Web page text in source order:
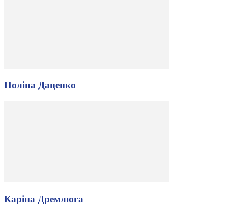
Поліна Даценко
Каріна Дремлюга